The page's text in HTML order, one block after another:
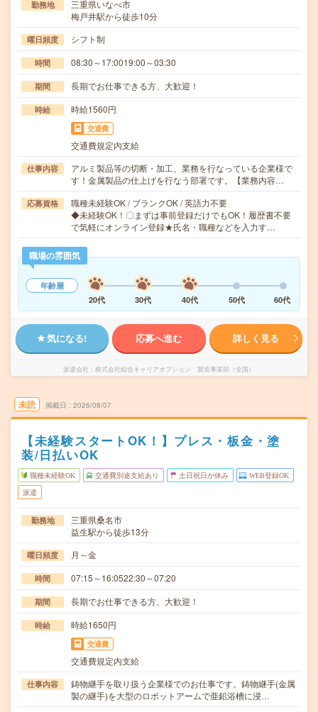
勤務地
三重県いなべ市
梅戸井駅から徒歩10分
曜日頻度 シフト制
時間 08:30～17:0019:00～03:30
期間 長期でお仕事できる方、大歓迎！
時給 時給1560円
交通費
交通費規定内支給
仕事内容
アルミ製品等の切断・加工、業務を行なっている企業様で
す！金属製品の仕上げを行なう部署です。【業務内容…
応募資格
職種未経験OK / ブランクOK / 英語力不要
◆未経験OK！〇まずは事前登録だけでもOK！履歴書不要
で気軽にオンライン登録★氏名・職種などを入力す…
職場の雰囲気
年齢層
20代
30代 40代 50代 60代
気になる! 応募へ進む 詳しく見る
派遣会社 株式会社綜合キャリアオプション 製造事業部（全国）
未読 掲載日 2026/08/07
【未経験スタートOK！】プレス・板金・塗
装/日払いOK
職種未経験OK 交通費別途支給あり 土日祝日が休み WEB登録OK
派遣
勤務地
三重県桑名市
益生駅から徒歩13分
曜日頻度 月～金
時間 07:15～16:0522:30～07:20
期間 長期でお仕事できる方、大歓迎！
時給 時給1650円
交通費
交通費規定内支給
仕事内容
鋳物継手を取り扱う企業様でのお仕事です。鋳物継手(金属
製の継手)を大型のロボットアームで亜鉛浴槽に浸…